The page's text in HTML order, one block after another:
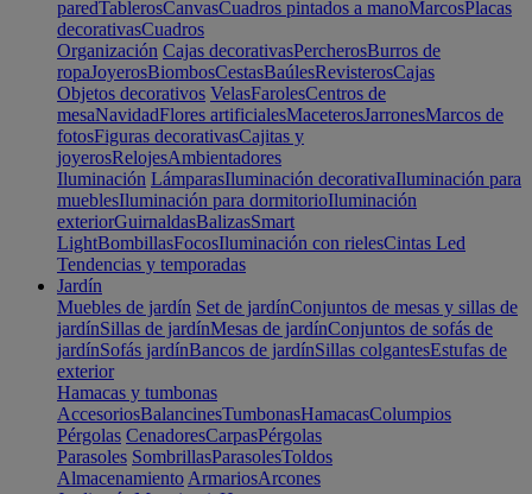
paredTablerosCanvasCuadros pintados a manoMarcosPlacas
decorativasCuadros
Organización Cajas decorativasPercherosBurros de
ropaJoyerosBiombosCestasBaúlesRevisterosCajas
Objetos decorativos VelasFarolesCentros de
mesaNavidadFlores artificialesMaceterosJarronesMarcos de
fotosFiguras decorativasCajitas y
joyerosRelojesAmbientadores
Iluminación LámparasIluminación decorativaIluminación para
mueblesIluminación para dormitorioIluminación
exteriorGuirnaldasBalizasSmart
LightBombillasFocosIluminación con rielesCintas Led
Tendencias y temporadas
Jardín
Muebles de jardín Set de jardínConjuntos de mesas y sillas de
jardínSillas de jardínMesas de jardínConjuntos de sofás de
jardínSofás jardínBancos de jardínSillas colgantesEstufas de
exterior
Hamacas y tumbonas
AccesoriosBalancinesTumbonasHamacasColumpios
Pérgolas CenadoresCarpasPérgolas
Parasoles SombrillasParasolesToldos
Almacenamiento ArmariosArcones